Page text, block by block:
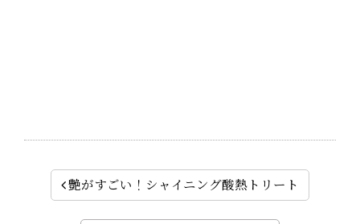
艶がすごい！シャイニング酸熱トリート